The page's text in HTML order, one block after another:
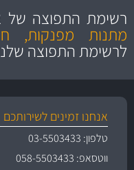
ושירות מצויין
רשימת התפוצה של
מתנות מפנקות,
לרשימת התפוצה
אנחנו זמינים לשירותכם
טלפון: 03-5503433
ווטסאפ: 058-5503433